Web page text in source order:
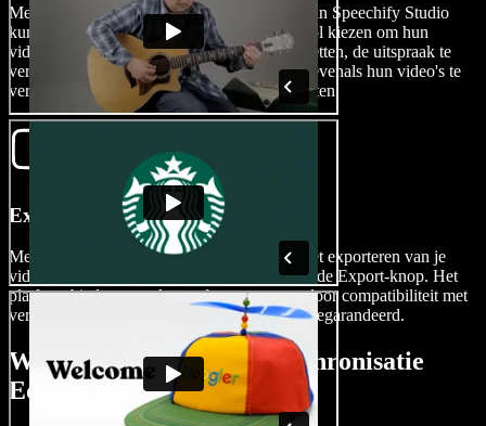
Met de intuïtieve videobewerkingsfuncties van Speechify Studio
kunnen gebruikers de AI-nasynchronisatietool kiezen om hun
videotaal direct naar een nieuwe taal om te zetten, de uitspraak te
verfijnen en video-ondertitels aan te passen, evenals hun video's te
verrijken met boeiende video- en audio-effecten.
Exporteer Je Video
Met je meertalige meesterwerk voltooid, is het exporteren van je
video een eenvoudig proces. Tik gewoon op de Export-knop. Het
platform biedt een scala aan formaten, waardoor compatibiliteit met
verschillende sociale mediaplatforms wordt gegarandeerd.
Wanneer een Video Nasynchronisatie
Editor te Gebruiken